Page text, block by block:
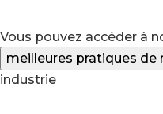
Vous pouvez accéder à
meilleures pratiques
industrie